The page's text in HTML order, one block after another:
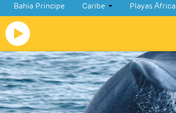
Bahia Principe Caribe Playas África